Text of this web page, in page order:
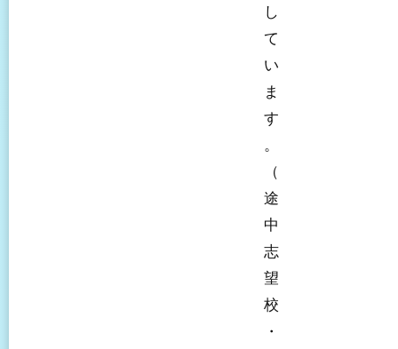
し
て
い
ま
す
。
（
途
中
志
望
校
・